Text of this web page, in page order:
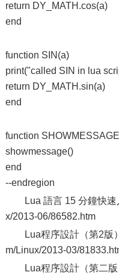
return DY_MATH.cos(a)
end
function SIN(a)
print("called SIN in lua
return DY_MATH.sin(a)
end
function
showmessage()
end
--endregion
Lua 語言 15 分鐘快
x/2013-06/86582.htm
Lua程序設計（第2版
m/Linux/2013-03/
Lua程序設計（第二